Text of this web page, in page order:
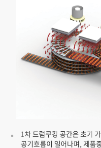
1차 드럼쿠킹 공간은 초기
공기흐름이 일어나며, 제품